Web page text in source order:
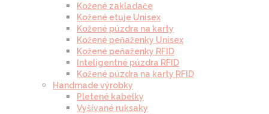
Kožené zakladače
Kožené etuje Unisex
Kožené púzdra na karty
Kožené peňaženky Unisex
Kožené peňaženky RFID
Inteligentné púzdra RFID
Kožené púzdra na karty RFID
Handmade výrobky
Pletené kabelky
Vyšívané ruksaky